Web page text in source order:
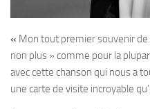
« Mon tout premier souvenir de
non plus » comme pour la
avec cette chanson qui nous a
une carte de visite incroyable